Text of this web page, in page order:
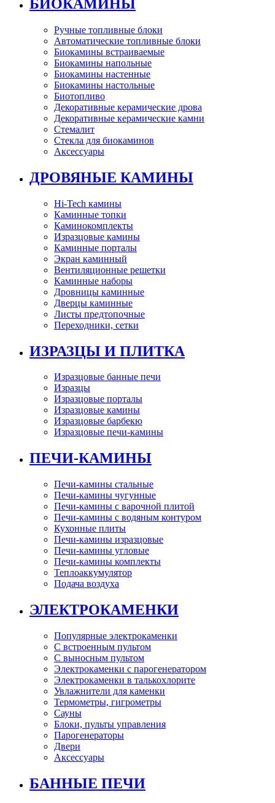
БИОКАМИНЫ
Ручные топливные блоки
Автоматические топливные блоки
Биокамины встраиваемые
Биокамины напольные
Биокамины настенные
Биокамины настольные
Биотопливо
Декоративные керамические дрова
Декоративные керамические камни
Стемалит
Стекла для биокаминов
Аксессуары
ДРОВЯНЫЕ КАМИНЫ
Hi-Tech камины
Каминные топки
Каминокомплекты
Изразцовые камины
Каминные порталы
Экран каминный
Вентиляционные решетки
Каминные наборы
Дровницы каминные
Дверцы каминные
Листы предтопочные
Переходники, сетки
ИЗРАЗЦЫ И ПЛИТКА
Изразцовые банные печи
Изразцы
Изразцовые порталы
Изразцовые камины
Изразцовые барбекю
Изразцовые печи-камины
ПЕЧИ-КАМИНЫ
Печи-камины стальные
Печи-камины чугунные
Печи-камины с варочной плитой
Печи-камины с водяным контуром
Кухонные плиты
Печи-камины изразцовые
Печи-камины угловые
Печи-камины комплекты
Теплоаккумулятор
Подача воздуха
ЭЛЕКТРОКАМЕНКИ
Популярные электрокаменки
С встроенным пультом
С выносным пультом
Электрокаменки с парогенератором
Электрокаменки в талькохлорите
Увлажнители для каменки
Термометры, гигрометры
Сауны
Блоки, пульты управления
Парогенераторы
Двери
Аксессуары
БАННЫЕ ПЕЧИ